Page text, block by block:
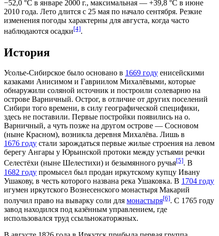
−52,0 °C в январе 2000 г., максимальная — +39,8 °C в июне
2010 года. Лето длится с 25 мая по начало сентября. Резкие
изменения погоды характерны для августа, когда часто
наблюдаются осадки[4].
История
Усолье-Сибирское было основано в 1669 году енисейскими
казаками Анисимом и Гавриилом Михалёвыми, которые
обнаружили соляной источник и построили солеварню на
острове Варничный. Острог, в отличие от других поселений
Сибири того времени, в силу географической специфики,
здесь не поставили. Первые постройки появились на о.
Варничный, а чуть позже на другом острове — Сосновом
(ныне Красном), возникла деревня Михалёва. Лишь в
1676 году стали зарождаться первые жилые строения на левом
берегу Ангары у Юрьинской протоки между устьями речки
Селестёхи (ныне Шелестихи) и безымянного ручья[5]. В
1682 году промысел был продан иркутскому купцу Ивану
Ушакову, в честь которого названа река Ушаковка. В 1704 году
игумен иркутского Вознесенского монастыря Макарий
получил право на выварку соли для монастыря[6]. С 1765 году
завод находился под казённым управлением, где
использовался труд ссыльнокаторжных.